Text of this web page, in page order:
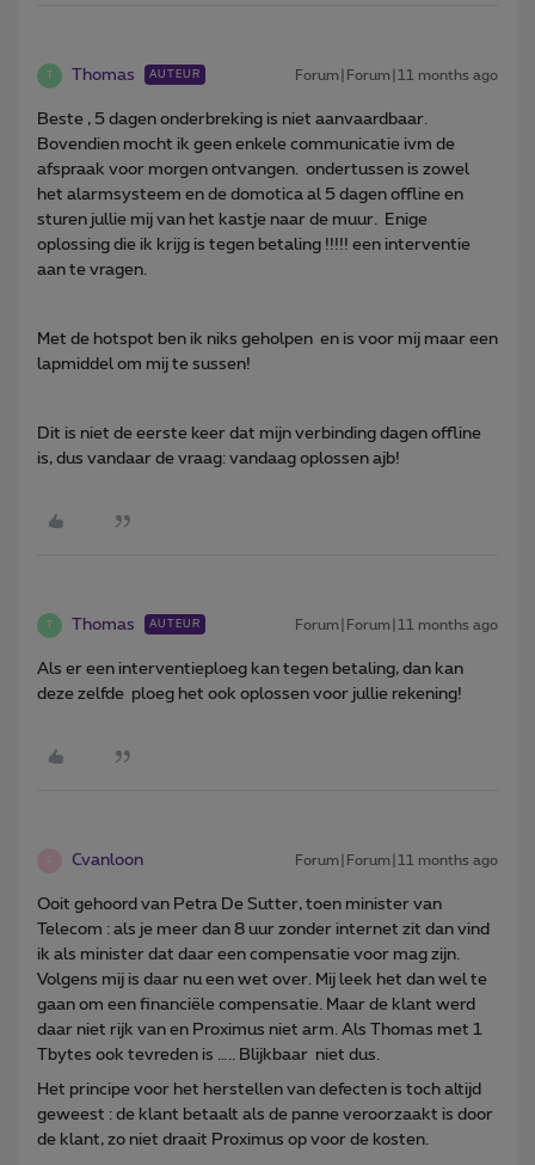
Thomas AUTEUR Forum|Forum|11 months ago
Beste , 5 dagen onderbreking is niet aanvaardbaar.
Bovendien mocht ik geen enkele communicatie ivm de
afspraak voor morgen ontvangen. ondertussen is zowel
het alarmsysteem en de domotica al 5 dagen offline en
sturen jullie mij van het kastje naar de muur. Enige
oplossing die ik krijg is tegen betaling !!!!! een interventie
aan te vragen.
Met de hotspot ben ik niks geholpen en is voor mij maar een
lapmiddel om mij te sussen!
Dit is niet de eerste keer dat mijn verbinding dagen offline
is, dus vandaar de vraag: vandaag oplossen ajb!
Thomas AUTEUR Forum|Forum|11 months ago
Als er een interventieploeg kan tegen betaling, dan kan
deze zelfde ploeg het ook oplossen voor jullie rekening!
Cvanloon Forum|Forum|11 months ago
Ooit gehoord van Petra De Sutter, toen minister van
Telecom : als je meer dan 8 uur zonder internet zit dan vind
ik als minister dat daar een compensatie voor mag zijn.
Volgens mij is daar nu een wet over. Mij leek het dan wel te
gaan om een financiële compensatie. Maar de klant werd
daar niet rijk van en Proximus niet arm. Als Thomas met 1
Tbytes ook tevreden is ….. Blijkbaar niet dus.
Het principe voor het herstellen van defecten is toch altijd
geweest : de klant betaalt als de panne veroorzaakt is door
de klant, zo niet draait Proximus op voor de kosten.